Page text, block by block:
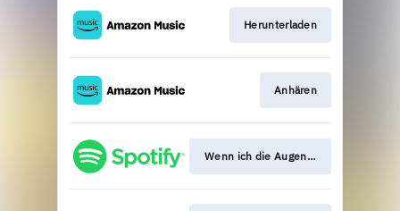
Herunterladen
Anhären
Wenn ich die Augen schließe